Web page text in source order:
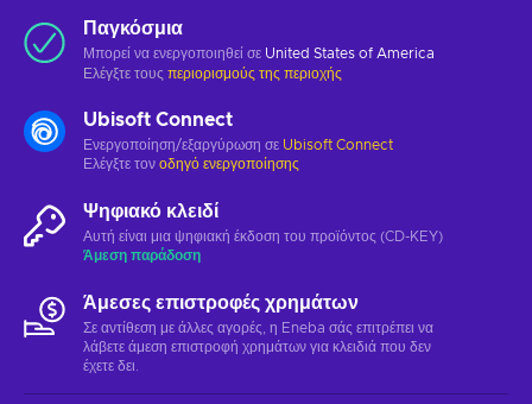
Παγκόσμια
Μπορεί να ενεργοποιηθεί σε United States of America
Ελέγξτε τους περιορισμούς της περιοχής
Ubisoft Connect
Ενεργοποίηση/εξαργύρωση σε Ubisoft Connect
Ελέγξτε τον οδηγό ενεργοποίησης
Ψηφιακό κλειδί
Αυτή είναι μια ψηφιακή έκδοση του προϊόντος (CD-KEY)
Άμεση παράδοση
Άμεσες επιστροφές χρημάτων
Σε αντίθεση με άλλες αγορές, η Eneba σάς επιτρέπει να
λάβετε άμεση επιστροφή χρημάτων για κλειδιά που δεν
έχετε δει.